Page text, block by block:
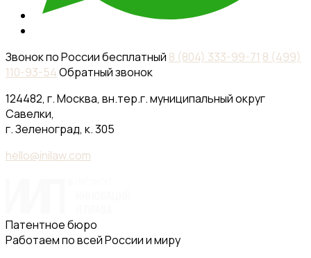
Звонок по России бесплатный 8 (804) 333-99-71 8 (499)
110-93-54Обратный звонок
124482, г. Москва, вн.тер.г. муниципальный округ
Савелки,
г. Зеленоград, к. 305
hello@inilaw.com
Патентное бюро
Работаем по всей России и миру